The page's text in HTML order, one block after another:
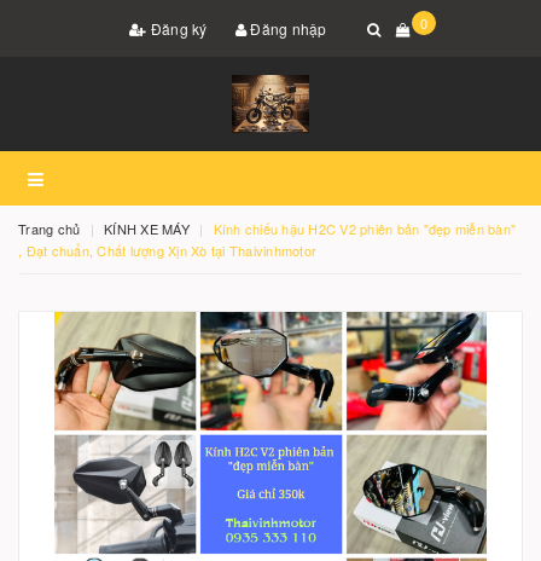
Đăng ký Đăng nhập 0
Trang chủ KÍNH XE MÁY
Kính chiếu hậu H2C V2 phiên bản "đẹp miễn bàn"
, Đạt chuẩn, Chất lượng Xịn Xò tại Thaivinhmotor